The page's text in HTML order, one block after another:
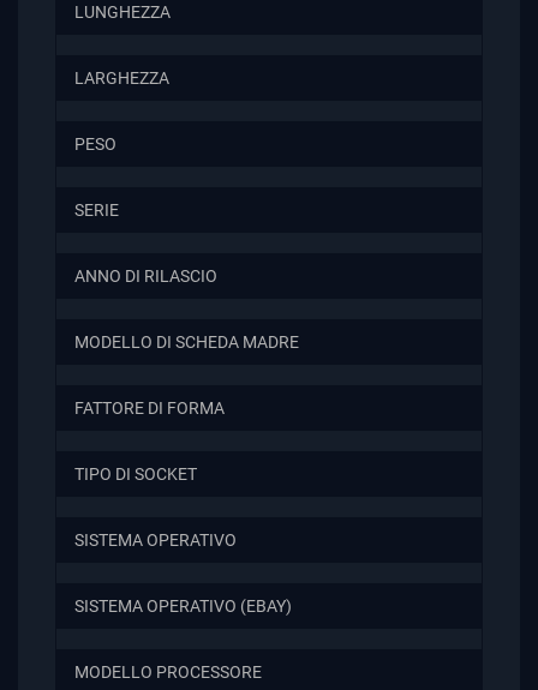
LUNGHEZZA
LARGHEZZA
PESO
SERIE
ANNO DI RILASCIO
MODELLO DI SCHEDA MADRE
FATTORE DI FORMA
TIPO DI SOCKET
SISTEMA OPERATIVO
SISTEMA OPERATIVO (EBAY)
MODELLO PROCESSORE